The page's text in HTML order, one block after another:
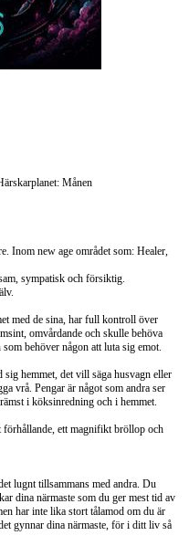
Månen
Inom new age området som: Healer,
sympatisk och försiktig.
med de sina, har full kontroll över
omvårdande och skulle behöva
behöver någon att luta sig emot.
hemmet, det vill säga husvagn eller
vrå. Pengar är något som andra ser
i köksinredning och i hemmet.
ett magnifikt bröllop och
lugnt tillsammans med andra. Du
dina närmaste som du ger mest tid av
har inte lika stort tålamod om du är
gynnar dina närmaste, för i ditt liv så